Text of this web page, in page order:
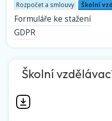
Rozpočet a smlouvy Školní
Formuláře ke stažení
GDPR
Školní